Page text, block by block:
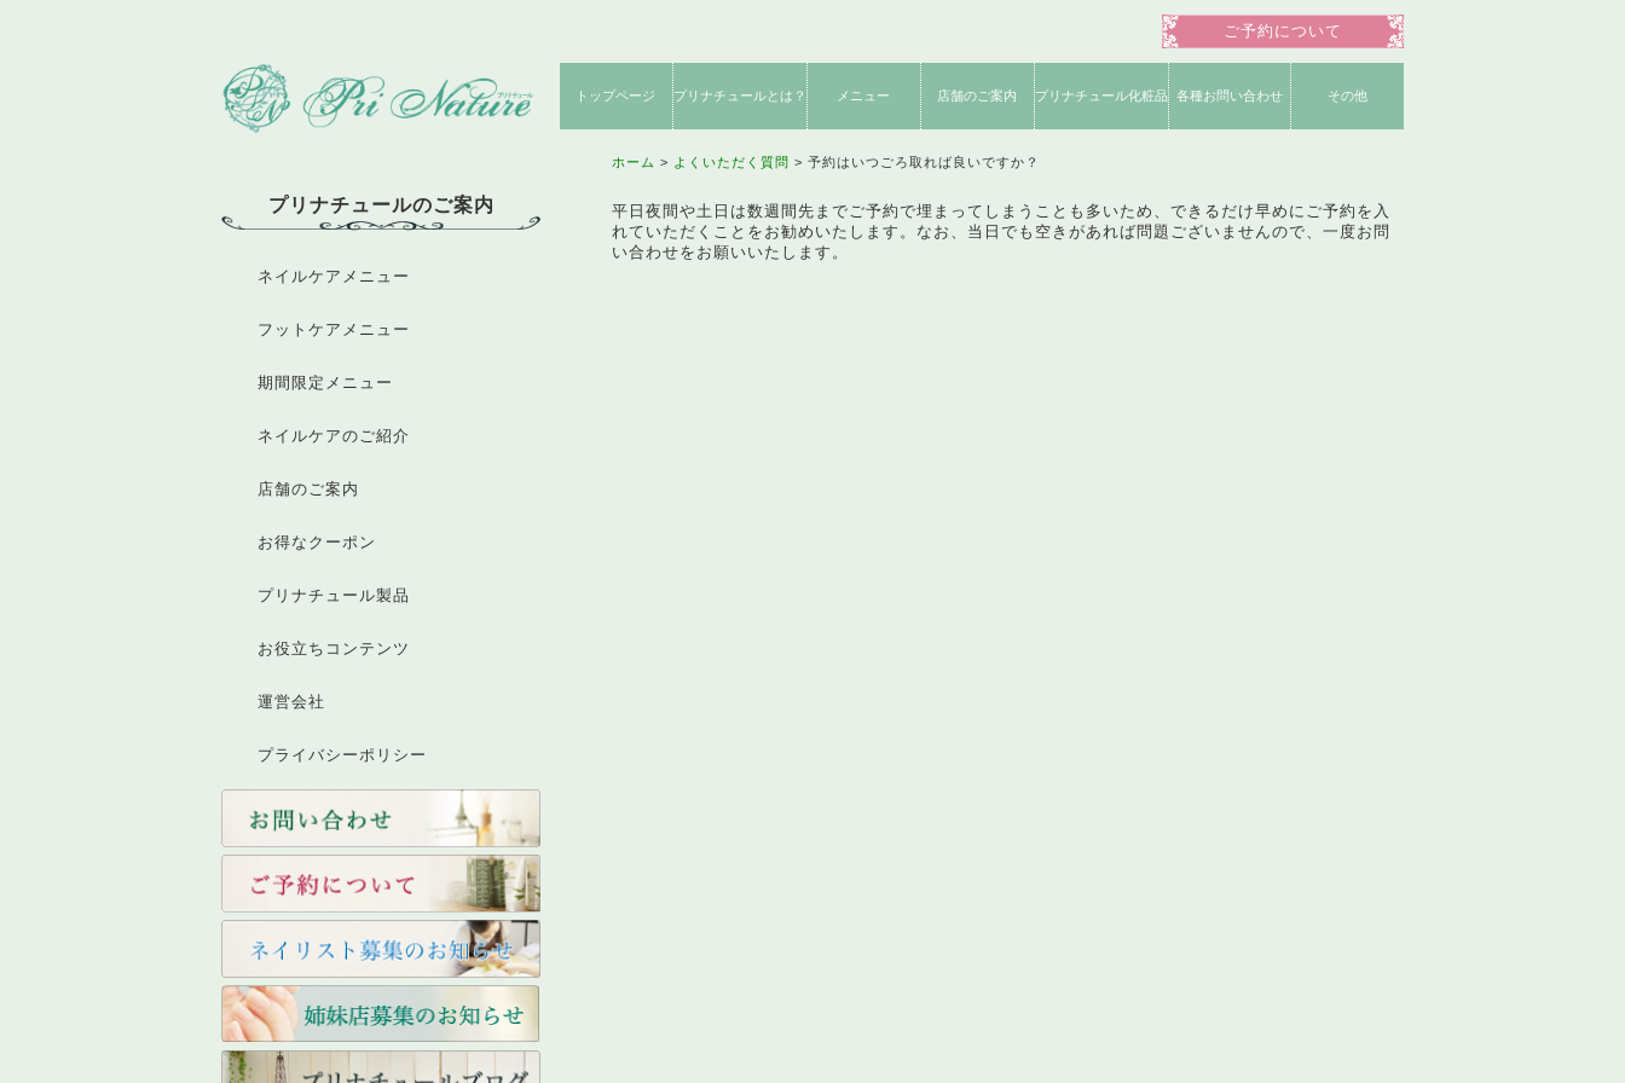
ご予約について
トップページ プリナチュールとは？
施術内容のご紹介
コンセプト
サロンからのお約束
創業者メッセージ
お客様感想
メニュー
店舗のご案内
店舗のご案内
クーポン
プリナチュール化粧品
製品一覧
使用説明書一覧
ネットショップ
各種お問い合わせ その他
ネイリスト募集
姉妹店募集
お役立ちコンテンツ
よくいただく質問
運営会社
公式ブログ
公式Instagram
公式Twitter
公式Facebook
ホーム よくいただく質問 予約はいつごろ取れば良いですか？
平日夜間や土日は数週間先までご予約で埋まってしまうことも多いため、できるだけ早めにご予約を入
れていただくことをお勧めいたします。なお、当日でも空きがあれば問題ございませんので、一度お問
い合わせをお願いいたします。
プリナチュールのご案内
ネイルケアメニュー
フットケアメニュー
期間限定メニュー
ネイルケアのご紹介
店舗のご案内
お得なクーポン
プリナチュール製品
お役立ちコンテンツ
運営会社
プライバシーポリシー